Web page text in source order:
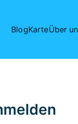
BlogKarteÜber